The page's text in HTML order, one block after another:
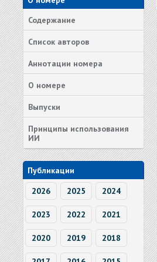
Содержание
Список авторов
Аннотации номера
О номере
Выпуски
Принципы использования
ИИ
Публикации
2026
2025 2024
2023 2022 2021
2020 2019 2018